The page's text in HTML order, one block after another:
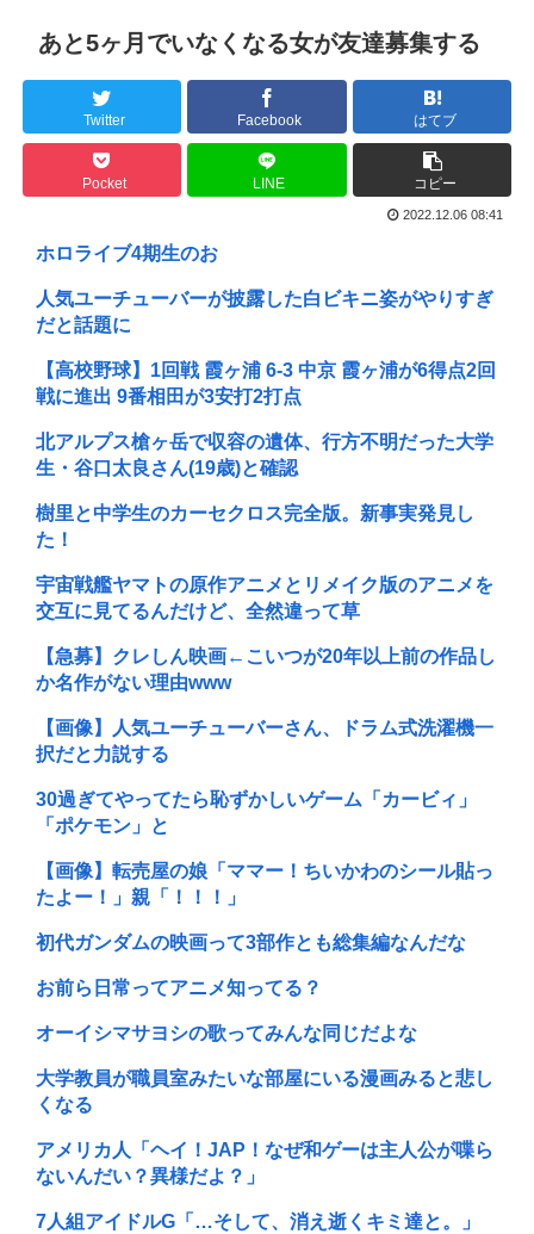
あと5ヶ月でいなくなる女が友達募集する
Twitter Facebook はてブ
Pocket LINE コピー
2022.12.06 08:41
ホロライブ4期生のお
人気ユーチューバーが披露した白ビキニ姿がやりすぎ
だと話題に
【高校野球】1回戦 霞ヶ浦 6-3 中京 霞ヶ浦が6得点2回
戦に進出 9番相田が3安打2打点
北アルプス槍ヶ岳で収容の遺体、行方不明だった大学
生・谷口太良さん(19歳)と確認
樹里と中学生のカーセクロス完全版。新事実発見し
た！
宇宙戦艦ヤマトの原作アニメとリメイク版のアニメを
交互に見てるんだけど、全然違って草
【急募】クレしん映画←こいつが20年以上前の作品し
か名作がない理由www
【画像】人気ユーチューバーさん、ドラム式洗濯機一
択だと力説する
30過ぎてやってたら恥ずかしいゲーム「カービィ」
「ポケモン」と
【画像】転売屋の娘「ママー！ちいかわのシール貼っ
たよー！」親「！！！」
初代ガンダムの映画って3部作とも総集編なんだな
お前ら日常ってアニメ知ってる？
オーイシマサヨシの歌ってみんな同じだよな
大学教員が職員室みたいな部屋にいる漫画みると悲し
くなる
アメリカ人「ヘイ！JAP！なぜ和ゲーは主人公が喋ら
ないんだい？異様だよ？」
7人組アイドルG「…そして、消え逝くキミ達と。」